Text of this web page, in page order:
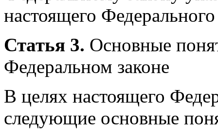
настоящего Федерального
Статья 3. Основные
Федеральном законе
В целях настоящего
следующие основные